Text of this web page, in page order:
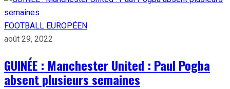
FOOTBALL EUROPÉEN
août 29, 2022
GUINÉE : Manchester United : Paul Pogba
absent plusieurs semaines